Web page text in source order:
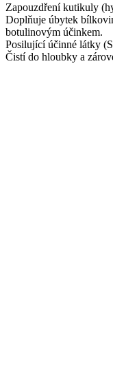
Zapouzdření kutikuly
Doplňuje úbytek
botulinovým účinkem.
Posilující účinné látky
Čistí do hloubky a